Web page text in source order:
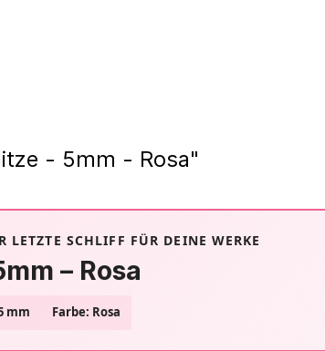
- 5mm - Rosa"
LETZTE SCHLIFF FÜR DEINE WERKE
– Rosa
mm Farbe: Rosa